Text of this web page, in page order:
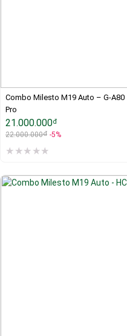
Combo Milesto M19 Auto – G-A80
Pro
21.000.000đ
22.000.000đ -5%